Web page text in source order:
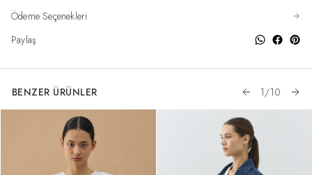
Ödeme Seçenekleri
Paylaş
BENZER ÜRÜNLER 1/10